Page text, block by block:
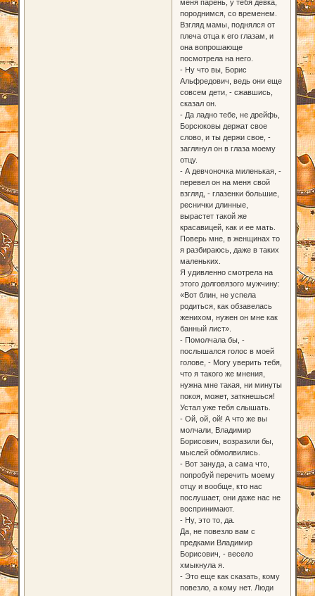
меня парень, у тебя девка,
породнимся, со временем.
Взгляд мамы, поднялся от
плеча отца к его глазам, и
она вопрошающе
посмотрела на него.
- Ну что вы, Борис
Альфредович, ведь они еще
совсем дети, - сжавшись,
сказал он.
- Да ладно тебе, не дрейфь,
Борсюковы держат свое
слово, и ты держи свое, -
заглянул он в глаза моему
отцу.
- А девчоночка миленькая, -
перевел он на меня свой
взгляд, - глазенки большие,
реснички длинные,
вырастет такой же
красавицей, как и ее мать.
Поверь мне, в женщинах то
я разбираюсь, даже в таких
маленьких.
Я удивленно смотрела на
этого долговязого мужчину:
«Вот блин, не успела
родиться, как обзавелась
женихом, нужен он мне как
банный лист».
- Помолчала бы, -
послышался голос в моей
голове, - Могу уверить тебя,
что я такого же мнения,
нужна мне такая, ни минуты
покоя, может, заткнешься!
Устал уже тебя слышать.
- Ой, ой, ой! А что же вы
молчали, Владимир
Борисович, возразили бы,
мыслей обмолвились.
- Вот зануда, а сама что,
попробуй перечить моему
отцу и вообще, кто нас
послушает, они даже нас не
воспринимают.
- Ну, это то, да.
Да, не повезло вам с
предками Владимир
Борисович, - весело
хмыкнула я.
- Это еще как сказать, кому
повезло, а кому нет. Люди